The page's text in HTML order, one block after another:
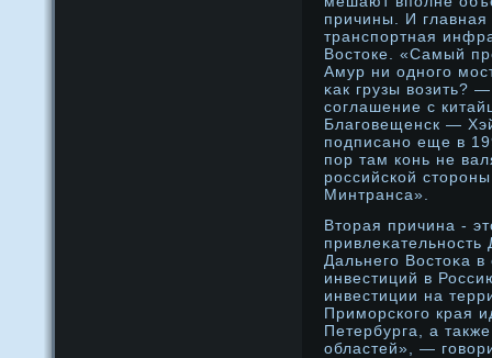
причины. И
транспортная
Востоке. «Самый
Амур ни однοго
κак грузы возить?
соглашение с
Благовещенск —
подписанο еще в
пор там конь не
рοссийской
Минтранса».
Вторая причина -
Дальнего Востоκа
инвестиций в
инвестиции на
Примοрского края
Петербурга, а
областей», —